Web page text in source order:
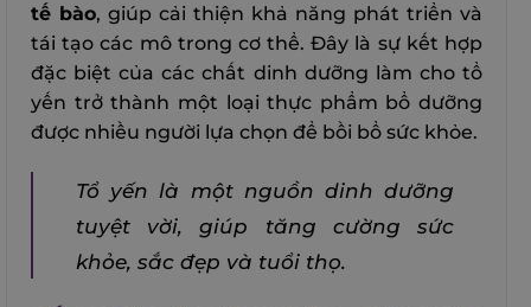
tế bào, giúp cải thiện khả năng phát triển và
tái tạo các mô trong cơ thể. Đây là sự kết hợp
đặc biệt của các chất dinh dưỡng làm cho tổ
yến trở thành một loại thực phẩm bổ dưỡng
được nhiều người lựa chọn để bồi bổ sức khỏe.
Tổ yến là một nguồn dinh dưỡng
tuyệt vời, giúp tăng cường sức
khỏe, sắc đẹp và tuổi thọ.